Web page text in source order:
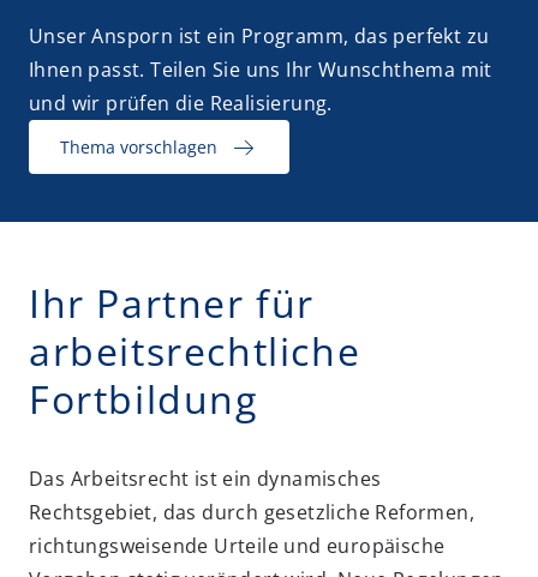
Unser Ansporn ist ein Programm, das perfekt zu
Ihnen passt. Teilen Sie uns Ihr Wunschthema mit
und wir prüfen die Realisierung.
Thema vorschlagen
Ihr Partner für
arbeitsrechtliche
Fortbildung
Das Arbeitsrecht ist ein dynamisches
Rechtsgebiet, das durch gesetzliche Reformen,
richtungsweisende Urteile und europäische